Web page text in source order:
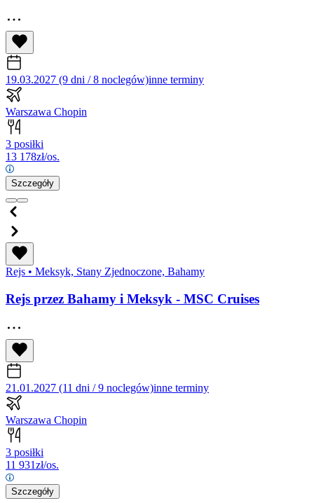
19.03.2027 (9 dni / 8 noclegów)inne terminy
Warszawa Chopin
3 posiłki
13 178zł/os.
Szczegóły
Rejs • Meksyk, Stany Zjednoczone, Bahamy
Rejs przez Bahamy i Meksyk - MSC Cruises
21.01.2027 (11 dni / 9 noclegów)inne terminy
Warszawa Chopin
3 posiłki
11 931zł/os.
Szczegóły